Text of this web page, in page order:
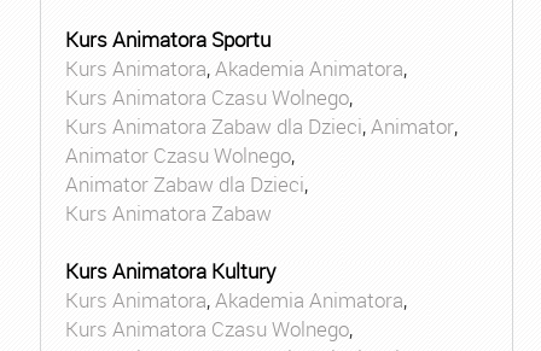
Kurs Animatora Sportu
Kurs Animatora,Akademia Animatora,
Kurs Animatora Czasu Wolnego,
Kurs Animatora Zabaw dla Dzieci,Animator,
Animator Czasu Wolnego,
Animator Zabaw dla Dzieci,
Kurs Animatora Zabaw
Kurs Animatora Kultury
Kurs Animatora,Akademia Animatora,
Kurs Animatora Czasu Wolnego,